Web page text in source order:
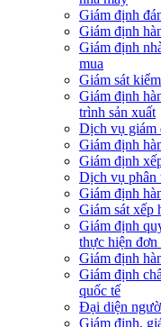
Giám định
Giám định
Giám định
mua
Giám sát
Giám định
trình sản xuất
Dịch vụ giám
Giám định
Giám định
Dịch vụ phân
Giám định
Giám sát xếp
Giám định
thực hiện đơn
Giám định
Giám định
quốc tế
Đại diện
Giám định,